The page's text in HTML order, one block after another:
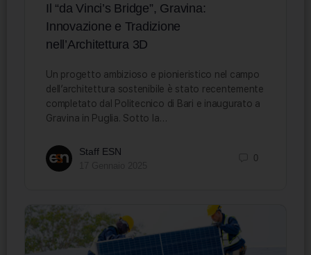
Il “da Vinci’s Bridge”, Gravina:
Innovazione e Tradizione
nell’Architettura 3D
Un progetto ambizioso e pionieristico nel campo
dell’architettura sostenibile è stato recentemente
completato dal Politecnico di Bari e inaugurato a
Gravina in Puglia. Sotto la…
Staff ESN
0